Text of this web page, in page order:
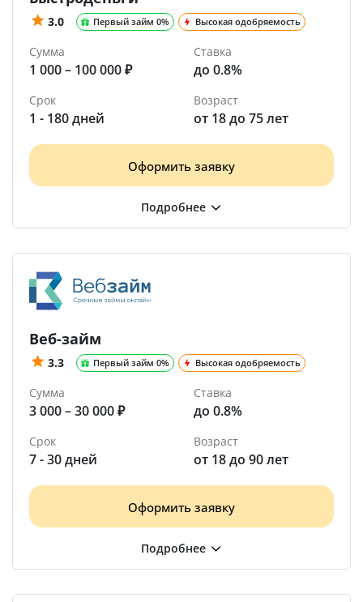
3.0 Первый займ 0% Высокая одобряемость
Сумма
1 000 – 100 000 ₽
Ставка
до 0.8%
Срок
1 - 180 дней
Возраст
от 18 до 75 лет
Оформить заявку
Веб-займ
3.3 Первый займ 0% Высокая одобряемость
Сумма
3 000 – 30 000 ₽
Ставка
до 0.8%
Срок
7 - 30 дней
Возраст
от 18 до 90 лет
Оформить заявку